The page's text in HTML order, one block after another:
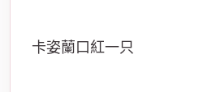
卡姿蘭口紅一只